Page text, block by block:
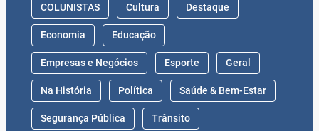
COLUNISTAS Cultura Destaque
Economia Educação
Empresas e Negócios Esporte Geral
Na História Política Saúde & Bem-Estar
Segurança Pública Trânsito